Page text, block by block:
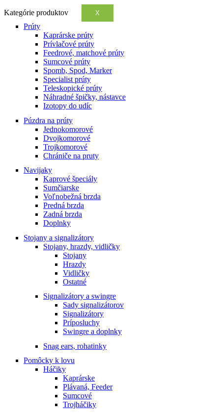
Kategórie produktov X
Prúty
Kaprárske prúty
Prívlačové prúty
Feedrové, matchové prúty
Sumcové prúty
Spomb, Spod, Marker
Specialist prúty
Teleskopické prúty
Náhradné špičky, nástavce
Izotopy do udíc
Púzdra na prúty
Jednokomorové
Dvojkomorové
Trojkomorové
Chrániče na pruty
Navijaky
Kaprové špeciály
Sumčiarske
Voľnobežná brzda
Predná brzda
Zadná brzda
Doplnky
Stojany a signalizátory
Stojany, hrazdy, vidličky
Stojany
Hrazdy
Vidličky
Ostatné
Signalizátory a swingre
Sady signalizátorov
Signalizátory
Príposluchy
Swingre a doplnky
Snag ears, rohatinky
Pomôcky k lovu
Háčiky
Kaprárske
Plávaná, Feeder
Sumcové
Trojháčiky